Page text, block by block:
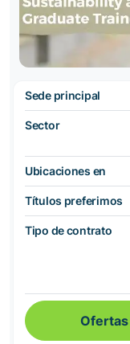
Sede principal
Sector
Ubicaciones en
Títulos preferimos
Tipo de contrato